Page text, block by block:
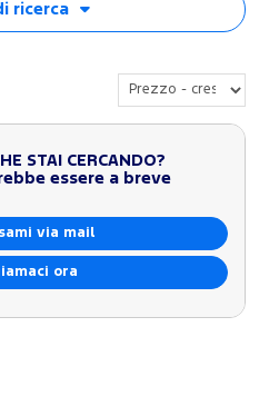
ricerca
STAI CERCANDO?
essere a breve
via mail
ora